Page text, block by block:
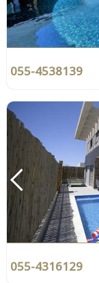
055-4538139
055-4316129